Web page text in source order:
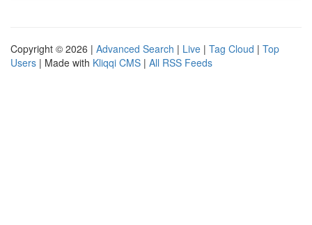
Copyright © 2026 | Advanced Search | Live | Tag Cloud | Top
Users | Made with Kliqqi CMS | All RSS Feeds